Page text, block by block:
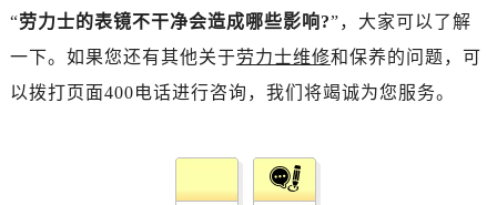
唐山市路南区新华东道100号万达广场写字楼A座10层1002室（需提前预约）
台州市椒江区东海大道1800号腾达中心东1幢20楼2002室（需提前预约）
内蒙古自治区呼和浩特市玉泉区大学西街70号华润万象城写字楼（鄂尔多斯大厦）23层2326室（需提前预约）
“劳力士的表镜不干净会造成哪些影响?”，大家可以了解
一下。如果您还有其他关于劳力士维修和保养的问题，可
以拨打页面400电话进行咨询，我们将竭诚为您服务。